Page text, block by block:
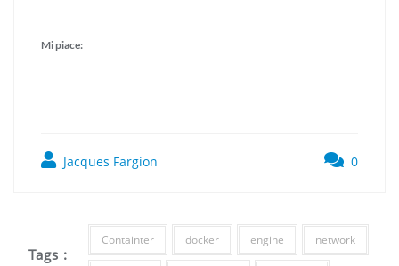
Mi piace:
Jacques Fargion 0
Tags :
Containter docker engine network